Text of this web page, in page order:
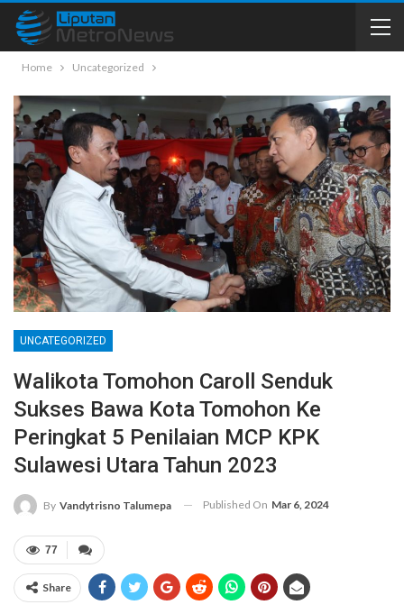
Home Uncategorized
UNCATEGORIZED
Walikota Tomohon Caroll Senduk
Sukses Bawa Kota Tomohon Ke
Peringkat 5 Penilaian MCP KPK
Sulawesi Utara Tahun 2023
By Vandytrisno Talumepa Published On Mar 6, 2024
77
Share